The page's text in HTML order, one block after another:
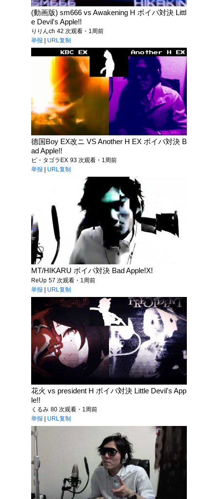
(動画版) sm666 vs Awakening H ボイパ対決 Littl
e Devil's Apple!!
りりんch 42 次观看・1周前
举报
URL复制
德国Boy EX改ニ VS Another H EX ボイパ対決 B
ad Apple!!
ピ・タゴラEX 93 次观看・1周前
举报
URL复制
MT/HIKARU ボイパ対決 Bad Apple!X!
ReUp 57 次观看・1周前
举报
URL复制
花火 vs president H ボイパ対決 Little Devil's App
le!!
くるみ 80 次观看・1周前
举报
URL复制